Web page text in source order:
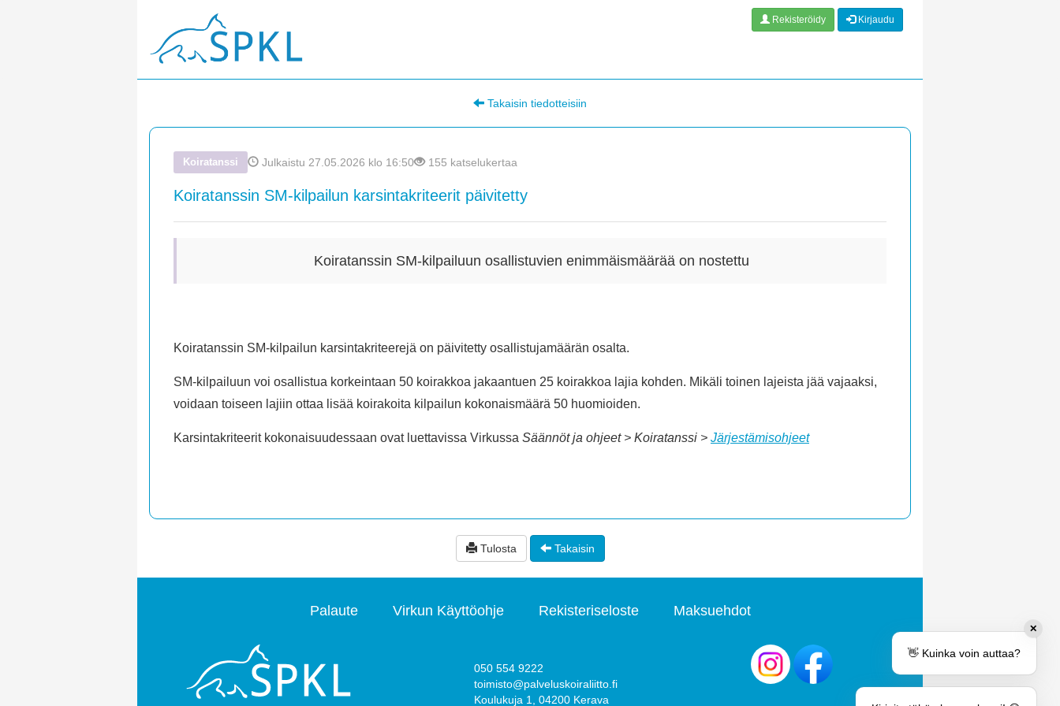
Rekisteröidy Kirjaudu
Takaisin tiedotteisiin
Koiratanssi Julkaistu 27.05.2026 klo 16:50 155 katselukertaa
Koiratanssin SM-kilpailun karsintakriteerit päivitetty
Koiratanssin SM-kilpailuun osallistuvien enimmäismäärää on nostettu
Koiratanssin SM-kilpailun karsintakriteerejä on päivitetty osallistujamäärän osalta.
SM-kilpailuun voi osallistua korkeintaan 50 koirakkoa jakaantuen 25 koirakkoa lajia kohden. Mikäli toinen lajeista jää vajaaksi,
voidaan toiseen lajiin ottaa lisää koirakoita kilpailun kokonaismäärä 50 huomioiden.
Karsintakriteerit kokonaisuudessaan ovat luettavissa Virkussa Säännöt ja ohjeet > Koiratanssi > Järjestämisohjeet
Tulosta Takaisin
Palaute Virkun Käyttöohje Rekisteriseloste Maksuehdot
050 554 9222
toimisto@palveluskoiraliitto.fi
Koulukuja 1, 04200 Kerava
✕
👋 Kuinka voin auttaa?